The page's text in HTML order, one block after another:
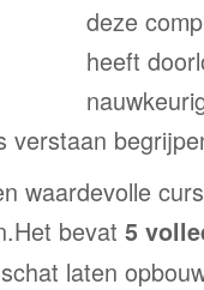
deze
heeft
verstaan
waardevolle
bevat 5
laten